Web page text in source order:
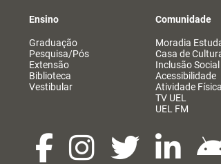
Ensino
Graduação
Pesquisa/Pós
Extensão
Biblioteca
Vestibular
Comunidade
Moradia
Casa de
Inclusão Social
Acessibilidade
Atividade Física
TV UEL
UEL FM